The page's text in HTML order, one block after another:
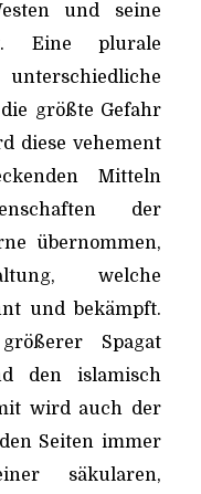
und seine
Eine plurale
größte Gefahr
diese vehement
Mitteln
der
übernommen,
welche
und bekämpft.
Spagat
den islamisch
wird auch der
Seiten immer
säkularen,